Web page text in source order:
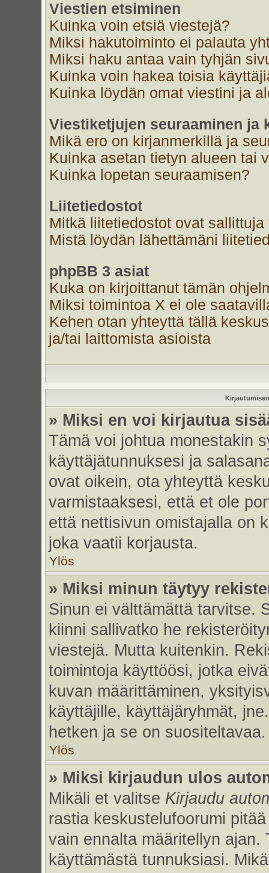
Viestien etsiminen
Kuinka voin etsiä viestejä?
Miksi hakutoiminto ei palauta
Miksi haku antaa vain tyhjän
Kuinka voin hakea toisia
Kuinka löydän omat viestini ja
Viestiketjujen seuraaminen ja
Mikä ero on kirjanmerkillä ja
Kuinka asetan tietyn alueen tai
Kuinka lopetan seuraamisen?
Liitetiedostot
Mitkä liitetiedostot ovat
Mistä löydän lähettämäni
phpBB 3 asiat
Kuka on kirjoittanut tämän
Miksi toimintoa X ei ole
Kehen otan yhteyttä tällä
ja/tai laittomista asioista
» Miksi en voi kirjautua
Tämä voi johtua monestakin
käyttäjätunnuksesi ja
ovat oikein, ota yhteyttä
varmistaaksesi, että et ole
että nettisivun omistajalla on
joka vaatii korjausta.
Ylös
» Miksi minun täytyy
Sinun ei välttämättä tarvitse.
kiinni sallivatko he
viestejä. Mutta kuitenkin.
toimintoja käyttöösi, jotka
kuvan määrittäminen,
käyttäjille, käyttäjäryhmät,
hetken ja se on suositeltavaa.
Ylös
» Miksi kirjaudun ulos
Mikäli et valitse Kirjaudu
rastia keskustelufoorumi
vain ennalta määritellyn
käyttämästä tunnuksiasi.